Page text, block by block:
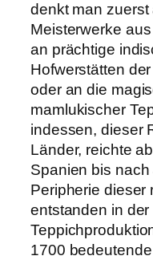
denkt man
Meisterwerke
an prächtige
Hofwerstätten
oder an die
mamlukischer
indessen, dieser
Länder, reichte
Spanien bis
Peripherie dieser
entstanden in
1700